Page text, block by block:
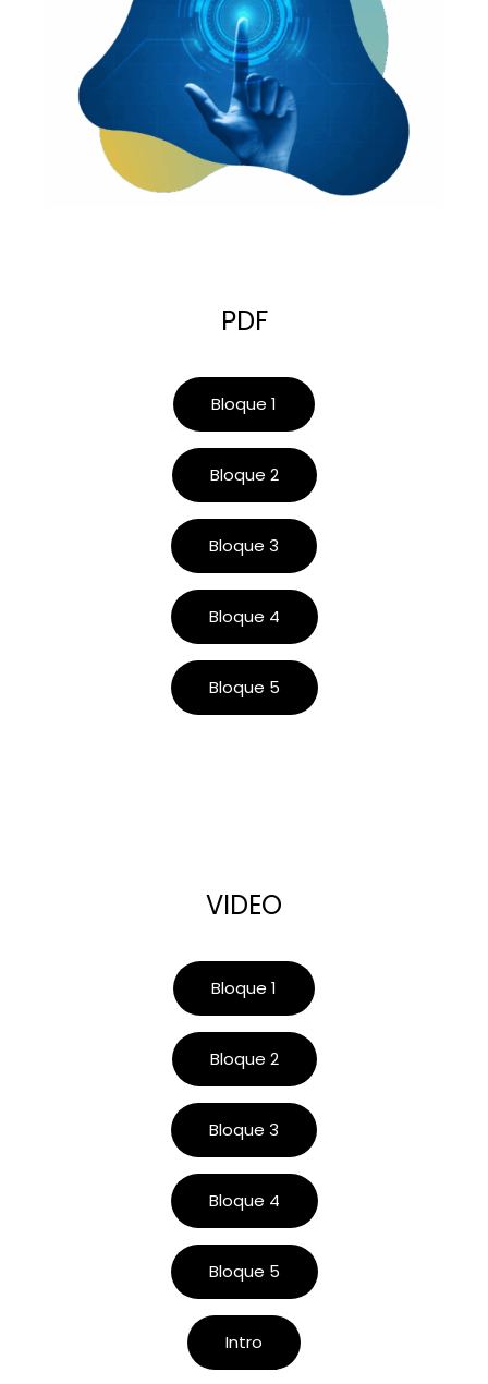
PDF
Bloque 1
Bloque 2
Bloque 3
Bloque 4
Bloque 5
VIDEO
Bloque 1
Bloque 2
Bloque 3
Bloque 4
Bloque 5
Intro